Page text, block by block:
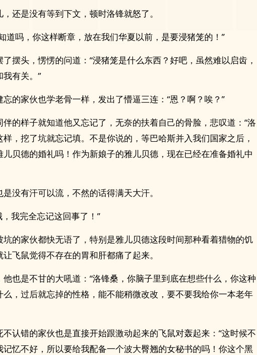
还是没有等到下文，顿时洛锋就怒了。
道吗，你这样断章，放在我们华夏以前，是要浸猪笼的！”
摆头，愣愣的问道：“浸猪笼是什么东西？好吧，虽然难以启齿，
有关。”
忘的家伙也学老骨一样，发出了懵逼三连：“恩？啊？唉？”
伴的样子就知道他又忘记了，无奈的扶着自己的骨脸，悲叹道：“洛
，挖了坑就忘记填。不是你说的，等巴哈斯并入我们国家之后，
儿贝德的婚礼吗！作为新娘子的雅儿贝德，现在已经在准备婚礼中
没有汗可以流，不然的话得满天大汗。
我完全忘记这回事了！”
坑的家伙都快无语了，特别是雅儿贝德这段时间那种看着猎物的饥
飞鼠觉得不存在的胃和肝都痛了起来。
他也是不甘的大吼道：“洛锋桑，你脑子里到底在想些什么，你这种
么，过后就忘掉的性格，能不能稍微改改，要不要我给你一本老年
不认错的家伙也是直接开始跟激动起来的飞鼠对轰起来：“这时候不
记忆不好，所以要给我配备一个波大臀翘的女秘书的吗！你这个黑